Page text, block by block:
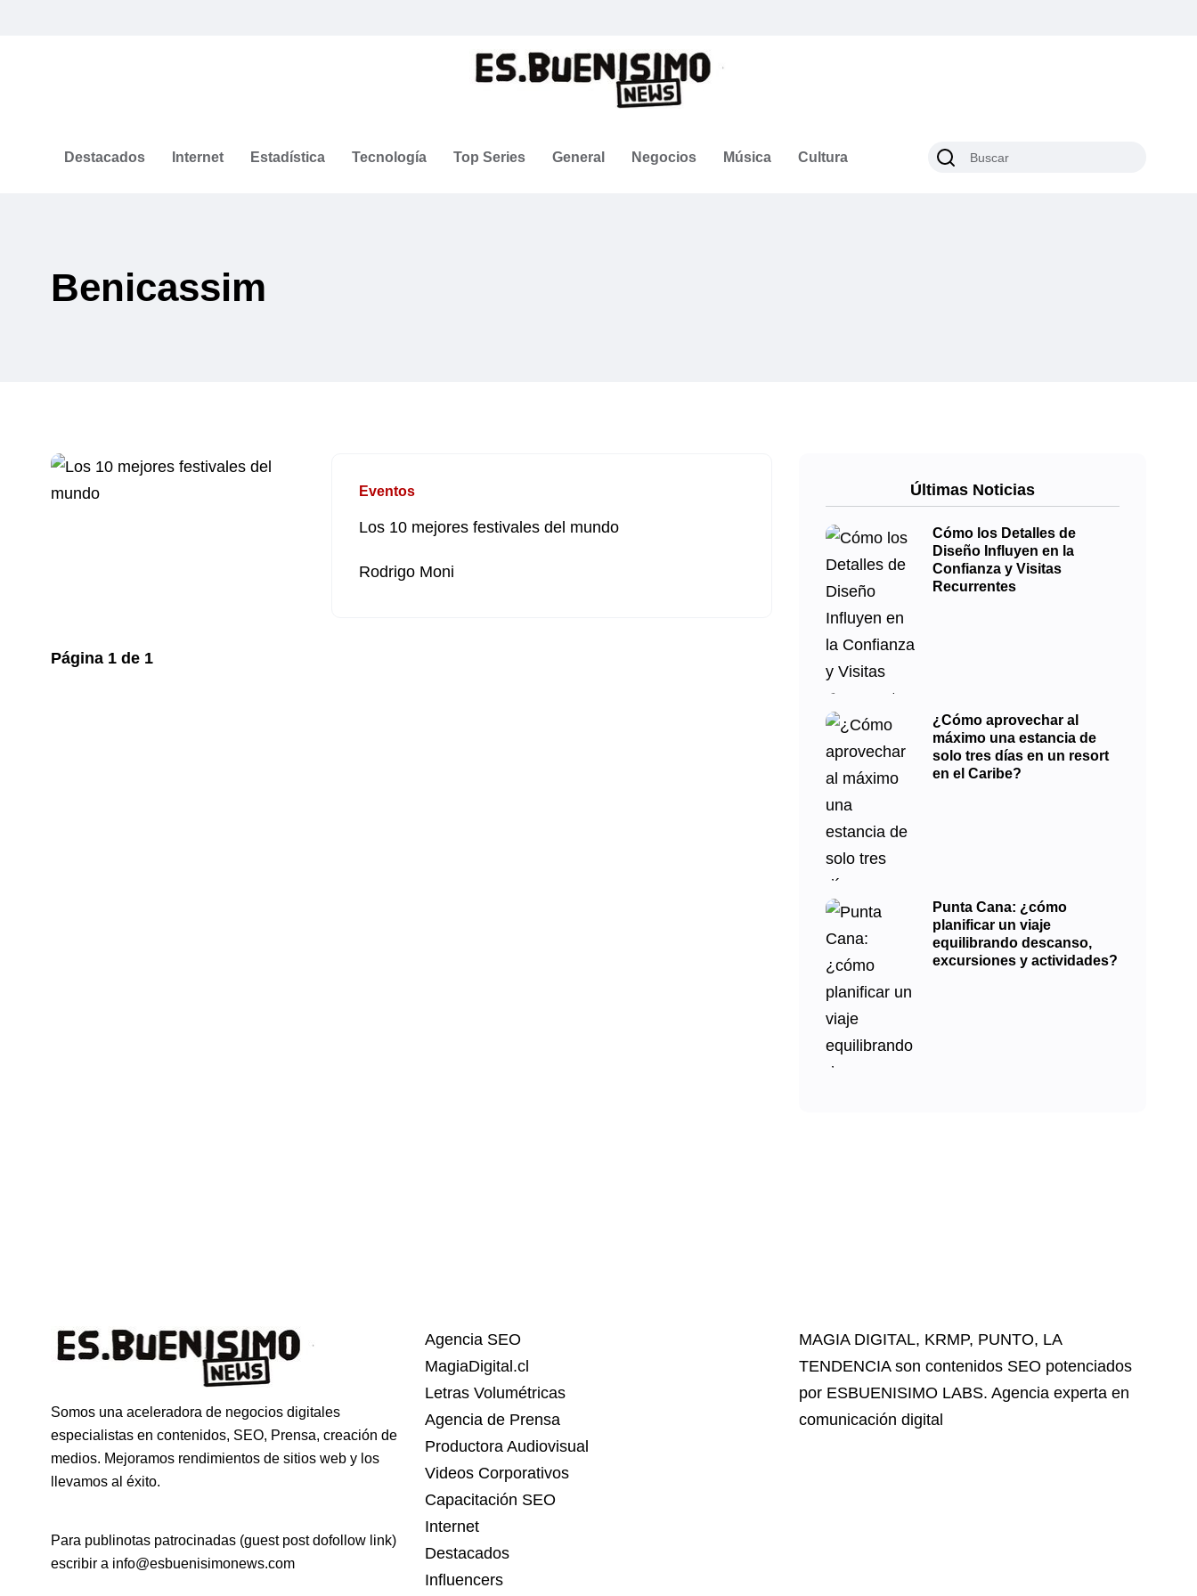
Destacados Internet Estadística Tecnología Top Series General Negocios Música Cultura
Benicassim
Eventos
Los 10 mejores festivales del mundo
Rodrigo Moni
Página 1 de 1
Últimas Noticias
Cómo los Detalles de
Diseño Influyen en la
Confianza y Visitas
Recurrentes
¿Cómo aprovechar al
máximo una estancia de
solo tres días en un resort
en el Caribe?
Punta Cana: ¿cómo
planificar un viaje
equilibrando descanso,
excursiones y actividades?
Somos una aceleradora de negocios digitales
especialistas en contenidos, SEO, Prensa, creación de
medios. Mejoramos rendimientos de sitios web y los
llevamos al éxito.
Para publinotas patrocinadas (guest post dofollow link)
escribir a info@esbuenisimonews.com
Agencia SEO
MagiaDigital.cl
Letras Volumétricas
Agencia de Prensa
Productora Audiovisual
Videos Corporativos
Capacitación SEO
Internet
Destacados
Influencers
MAGIA DIGITAL, KRMP, PUNTO, LA
TENDENCIAson contenidos SEO potenciados
por ESBUENISIMO LABS. Agencia experta en
comunicación digital